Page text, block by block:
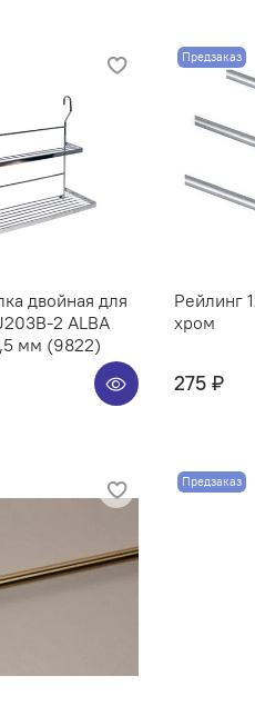
двойная для
2 ALBA
мм (9822)
Предзаказ
Рейлинг
хром
275 ₽
Предзаказ